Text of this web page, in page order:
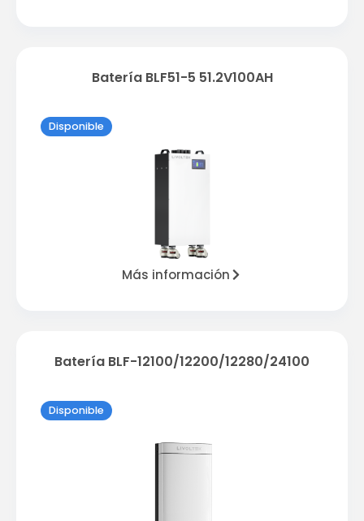
Batería BLF51-5 51.2V100AH
Disponible
Más información
Batería BLF-12100/12200/12280/24100
Disponible